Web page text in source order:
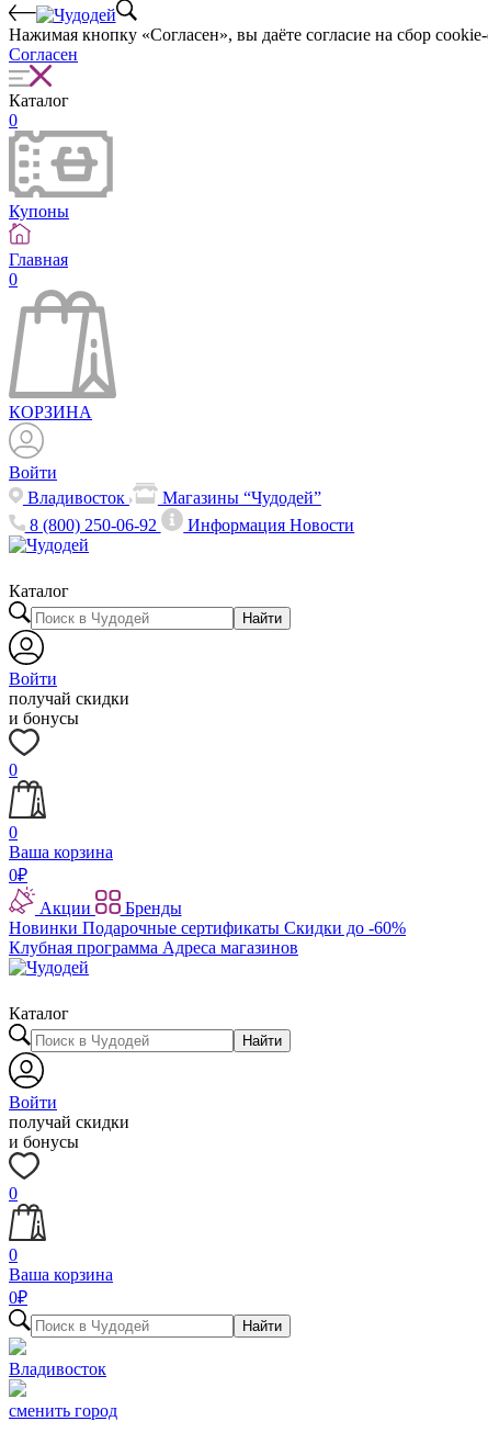
Нажимая кнопку «Согласен», вы даёте cогласие на сбор
Согласен
Каталог
0
Купоны
Главная
0
КОРЗИНА
Войти
Владивосток
Магазины “Чудодей”
8 (800) 250-06-92
ИнформацияНовости
Каталог
Найти
Войти
получай скидки
и бонусы
0
0
Ваша корзина
0₽
Акции
Бренды
Новинки Подарочные сертификаты Скидки до -60%
Клубная программа Адреса магазинов
Каталог
Найти
Войти
получай скидки
и бонусы
0
0
Ваша корзина
0₽
Найти
Владивосток
сменить город